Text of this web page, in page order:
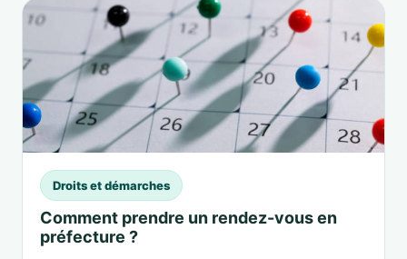
Droits et démarches
Comment prendre un rendez-vous en
préfecture ?